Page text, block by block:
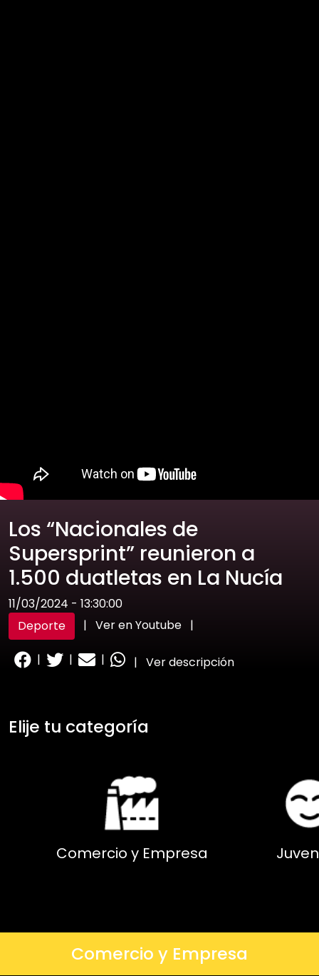
Los “Nacionales de
Supersprint” reunieron a
1.500 duatletas en La Nucía
11/03/2024 - 13:30:00
Deporte
| Ver en Youtube |
| | | | Ver descripción
Elije tu categoría
Comercio y Empresa
Comercio y Empresa